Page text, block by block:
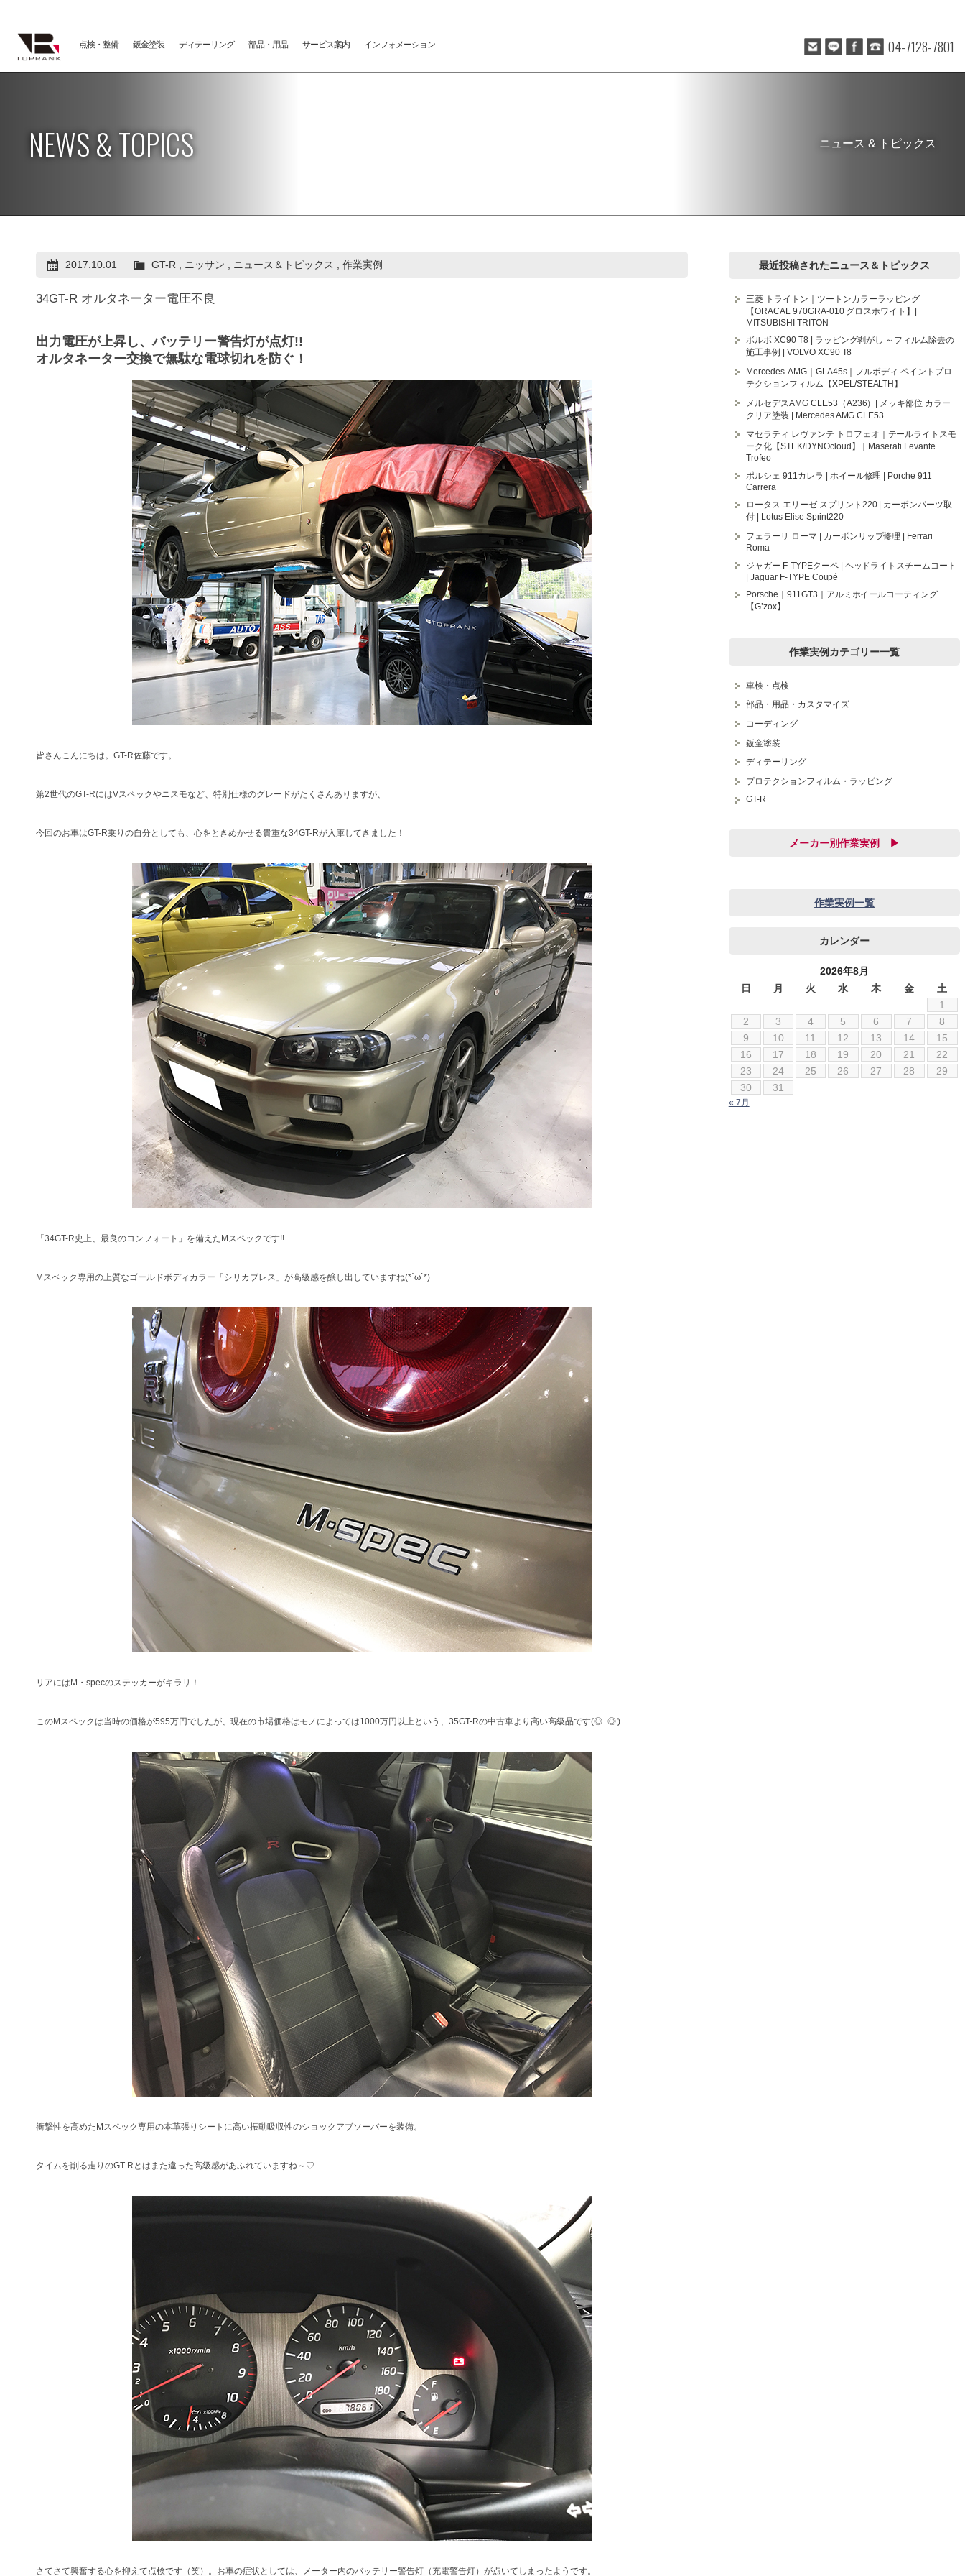
04-7128-7801
点検・整備 鈑金塗装 ディテーリング 部品・用品 サービス案内 インフォメーション
NEWS & TOPICS ニュース & トピックス
2017.10.01 GT-R ニッサン ニュース＆トピックス 作業実例
34GT-R オルタネーター電圧不良
出力電圧が上昇し、バッテリー警告灯が点灯!!
オルタネーター交換で無駄な電球切れを防ぐ！
皆さんこんにちは。GT-R佐藤です。
第2世代のGT-RにはVスペックやニスモなど、特別仕様のグレードがたくさんありますが、
今回のお車はGT-R乗りの自分としても、心をときめかせる貴重な34GT-Rが入庫してきました！
「34GT-R史上、最良のコンフォート」を備えたMスペックです!!
Mスペック専用の上質なゴールドボディカラー「シリカブレス」が高級感を醸し出していますね(*´ω`*)
リアにはM・specのステッカーがキラリ！
このMスペックは当時の価格が595万円でしたが、現在の市場価格はモノによっては1000万円以上という、35GT-Rの中古車より高い高級品です(◎_◎;)
衝撃性を高めたMスペック専用の本革張りシートに高い振動吸収性のショックアブソーバーを装備。
タイムを削る走りのGT-Rとはまた違った高級感があふれていますね～♡
さてさて興奮する心を抑えて点検です（笑）。お車の症状としては、メーター内のバッテリー警告灯（充電警告灯）が点いてしまったようです。
最近投稿されたニュース＆トピックス
三菱 トライトン｜ツートンカラーラッピング
【ORACAL 970GRA-010 グロスホワイト】|
MITSUBISHI TRITON
ボルボ XC90 T8 | ラッピング剥がし ～フィルム除去の
施工事例 | VOLVO XC90 T8
Mercedes-AMG｜GLA45s｜フルボディ ペイントプロ
テクションフィルム【XPEL/STEALTH】
メルセデスAMG CLE53（A236）| メッキ部位 カラー
クリア塗装 | Mercedes AMG CLE53
マセラティ レヴァンテ トロフェオ｜テールライトスモ
ーク化【STEK/DYNOcloud】｜Maserati Levante
Trofeo
ポルシェ 911カレラ | ホイール修理 | Porche 911
Carrera
ロータス エリーゼ スプリント220 | カーボンパーツ取
付 | Lotus Elise Sprint220
フェラーリ ローマ | カーボンリップ修理 | Ferrari
Roma
ジャガー F-TYPEクーペ | ヘッドライトスチームコート
| Jaguar F-TYPE Coupé
Porsche｜911GT3｜アルミホイールコーティング
【G’zox】
作業実例カテゴリー一覧
車検・点検
部品・用品・カスタマイズ
コーディング
鈑金塗装
ディテーリング
プロテクションフィルム・ラッピング
GT-R
メーカー別作業実例 ▶
アストンマーチン
いすゞ
ジャガー
スズキ
ダイハツ
テスラ
トヨタ
作業実例一覧
カレンダー
2026年8月
日
月 火 水 木 金
土
1
2
3 4 5 6 7
8
9
10 11 12 13 14
15
16
17 18 19 20 21
22
23
24 25 26 27 28
29
30
31
« 7月